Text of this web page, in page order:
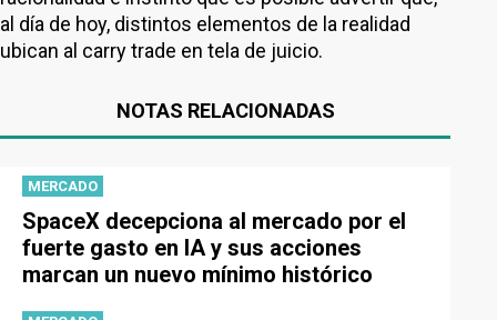
al día de hoy, distintos elementos de la realidad
ubican al carry trade en tela de juicio.
NOTAS RELACIONADAS
MERCADO
SpaceX decepciona al mercado por el
fuerte gasto en IA y sus acciones
marcan un nuevo mínimo histórico